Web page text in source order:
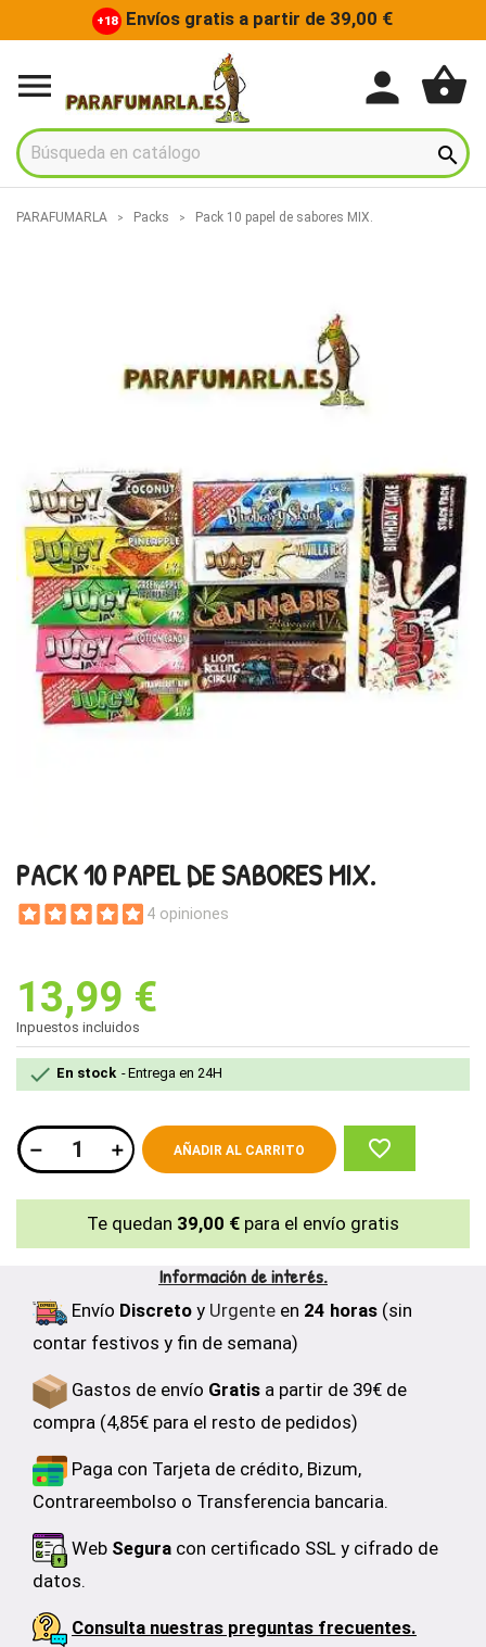
+18 Envíos gratis a partir de 39,00 €
 person shopping_basket

PARAFUMARLA Packs Pack 10 papel de sabores MIX.
PACK 10 PAPEL DE SABORES MIX.
4 opiniones
13,99 €
Inpuestos incluidos
 En stock Entrega en 24H
AÑADIR AL CARRITO favorite_border
Te quedan 39,00 € para el envío gratis
Información de interés.
Envío Discreto y Urgente en 24 horas (sin
contar festivos y fin de semana)
Gastos de envío Gratis a partir de 39€ de
compra (4,85€ para el resto de pedidos)
Paga con Tarjeta de crédito, Bizum,
Contrareembolso o Transferencia bancaria.
Web Segura con certificado SSL y cifrado de
datos.
Consulta nuestras preguntas frecuentes.